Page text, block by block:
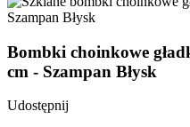
Bombki choinkowe
cm - Szampan Błysk
Udostępnij